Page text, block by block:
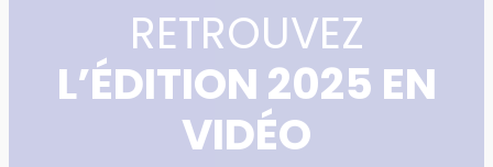
RETROUVEZ
L’ÉDITION 2025 EN
VIDÉO